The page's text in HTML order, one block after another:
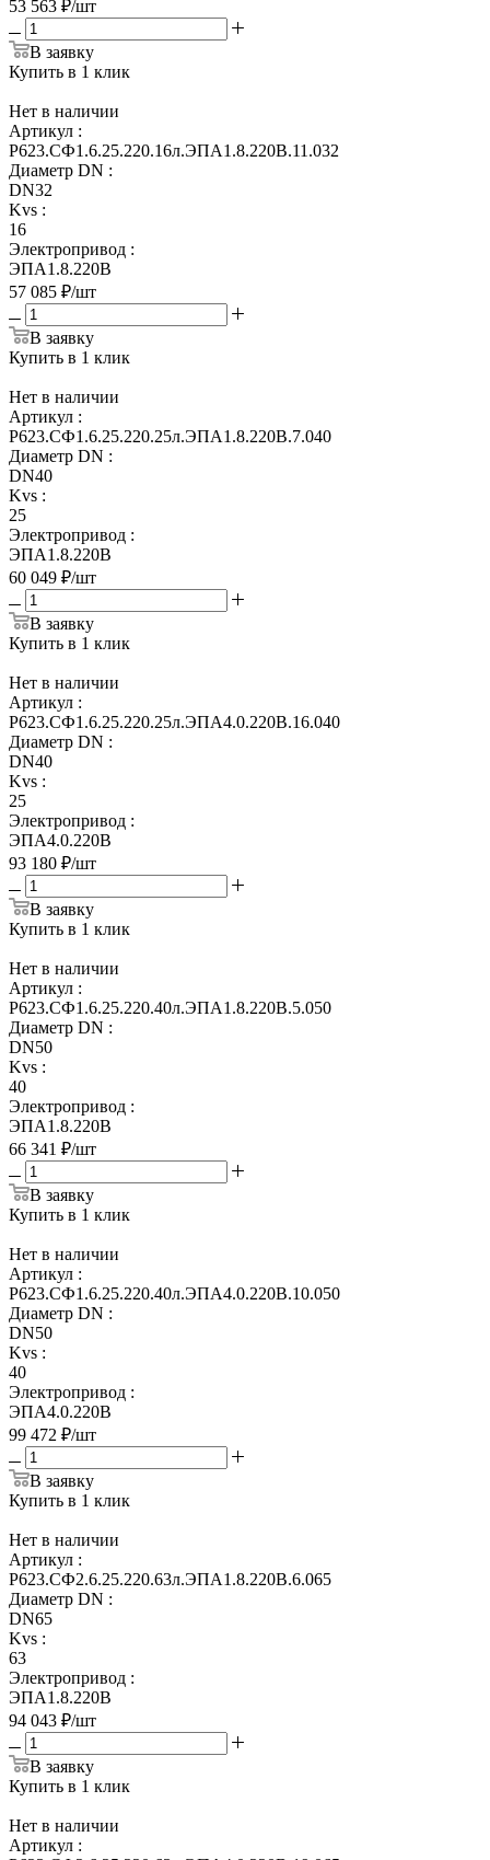
53 563 ₽/шт
В заявку
Купить в 1 клик
Нет в наличии
Артикул :
Р623.СФ1.6.25.220.16л.ЭПА1.8.220В.11.032
Диаметр DN :
DN32
Kvs :
16
Электропривод :
ЭПА1.8.220В
57 085 ₽/шт
В заявку
Купить в 1 клик
Нет в наличии
Артикул :
Р623.СФ1.6.25.220.25л.ЭПА1.8.220В.7.040
Диаметр DN :
DN40
Kvs :
25
Электропривод :
ЭПА1.8.220В
60 049 ₽/шт
В заявку
Купить в 1 клик
Нет в наличии
Артикул :
Р623.СФ1.6.25.220.25л.ЭПА4.0.220В.16.040
Диаметр DN :
DN40
Kvs :
25
Электропривод :
ЭПА4.0.220В
93 180 ₽/шт
В заявку
Купить в 1 клик
Нет в наличии
Артикул :
Р623.СФ1.6.25.220.40л.ЭПА1.8.220В.5.050
Диаметр DN :
DN50
Kvs :
40
Электропривод :
ЭПА1.8.220В
66 341 ₽/шт
В заявку
Купить в 1 клик
Нет в наличии
Артикул :
Р623.СФ1.6.25.220.40л.ЭПА4.0.220В.10.050
Диаметр DN :
DN50
Kvs :
40
Электропривод :
ЭПА4.0.220В
99 472 ₽/шт
В заявку
Купить в 1 клик
Нет в наличии
Артикул :
Р623.СФ2.6.25.220.63л.ЭПА1.8.220В.6.065
Диаметр DN :
DN65
Kvs :
63
Электропривод :
ЭПА1.8.220В
94 043 ₽/шт
В заявку
Купить в 1 клик
Нет в наличии
Артикул :